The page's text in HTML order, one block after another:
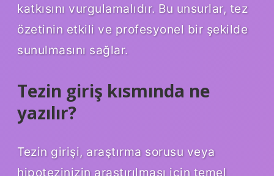
katkısını vurgulamalıdır. Bu unsurlar, tez
özetinin etkili ve profesyonel bir şekilde
sunulmasını sağlar.
Tezin giriş kısmında ne
yazılır?
Tezin girişi, araştırma sorusu veya
hipotezinizin araştırılması için temel